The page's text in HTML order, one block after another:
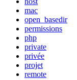
mac
open_basedir
permissions
php
private
privée
projet
remote